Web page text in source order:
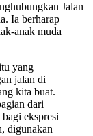
Jalan
Ia berharap
anak muda
yang
jalan di
kita buat.
dari
ekspresi
digunakan